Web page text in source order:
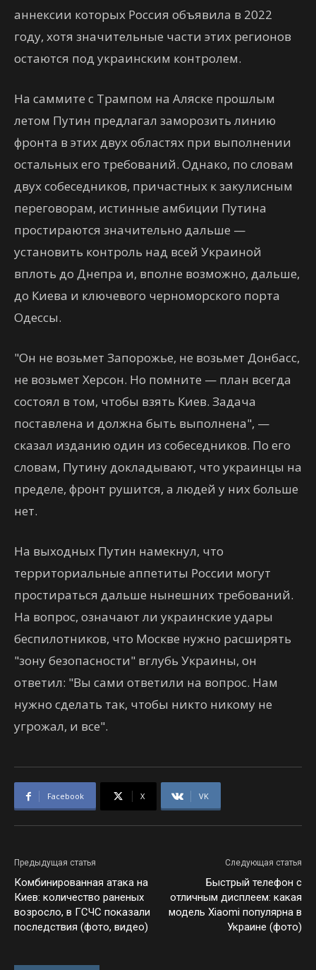
аннексии которых Россия объявила в 2022
году, хотя значительные части этих регионов
остаются под украинским контролем.
На саммите с Трампом на Аляске прошлым
летом Путин предлагал заморозить линию
фронта в этих двух областях при выполнении
остальных его требований. Однако, по словам
двух собеседников, причастных к закулисным
переговорам, истинные амбиции Путина
простираются значительно дальше —
установить контроль над всей Украиной
вплоть до Днепра и, вполне возможно, дальше,
до Киева и ключевого черноморского порта
Одессы.
"Он не возьмет Запорожье, не возьмет Донбасс,
не возьмет Херсон. Но помните — план всегда
состоял в том, чтобы взять Киев. Задача
поставлена и должна быть выполнена", —
сказал изданию один из собеседников. По его
словам, Путину докладывают, что украинцы на
пределе, фронт рушится, а людей у них больше
нет.
На выходных Путин намекнул, что
территориальные аппетиты России могут
простираться дальше нынешних требований.
На вопрос, означают ли украинские удары
беспилотников, что Москве нужно расширять
"зону безопасности" вглубь Украины, он
ответил: "Вы сами ответили на вопрос. Нам
нужно сделать так, чтобы никто никому не
угрожал, и все".
Facebook X VK
Предыдущая статья
Комбинированная атака на
Киев: количество раненых
возросло, в ГСЧС показали
последствия (фото, видео)
Следующая статья
Быстрый телефон с
отличным дисплеем: какая
модель Xiaomi популярна в
Украине (фото)